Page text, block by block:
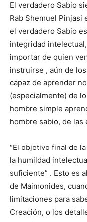
El verdadero Sabio
Rab Shemuel Pinjasi
el verdadero Sabio
integridad
importar de quien
instruirse , aún de
capaz de aprender
(especialmente) de
hombre simple
hombre sabio, de las
“El objetivo final de
la humildad
suficiente” . Esto es
de Maimonides,
limitaciones para
Creación, o los